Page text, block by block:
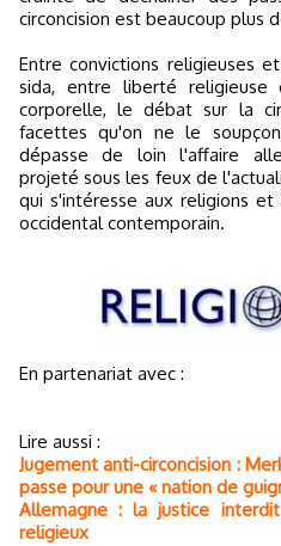
circoncision est beaucoup plus
Entre convictions religieuses
sida, entre liberté
corporelle, le débat sur la
facettes qu'on ne le
dépasse de loin l'affaire
projeté sous les feux de
qui s'intéresse aux religions
occidental contemporain.
En partenariat avec :
Lire aussi :
Jugement anti-circoncision :
passe pour une « nation de
Allemagne : la justice
religieux